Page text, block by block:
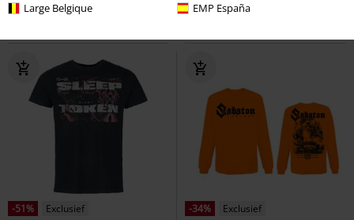
Large Belgique EMP España
-51%
Exclusief
-34%
Exclusief